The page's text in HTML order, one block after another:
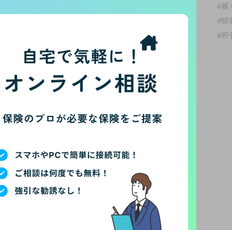
はどんなものか、、、という流れでした。」
けた率直な感想
保障内容が設定できて満足です 。」
#暮
#結
#貯